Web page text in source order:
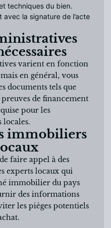
techniques du bien.
avec la signature de l’acte
varient en fonction
en général, vous
documents tels que
de financement
pour les
immobiliers
faire appel à des
experts locaux qui
immobilier du pays
des informations
les pièges potentiels